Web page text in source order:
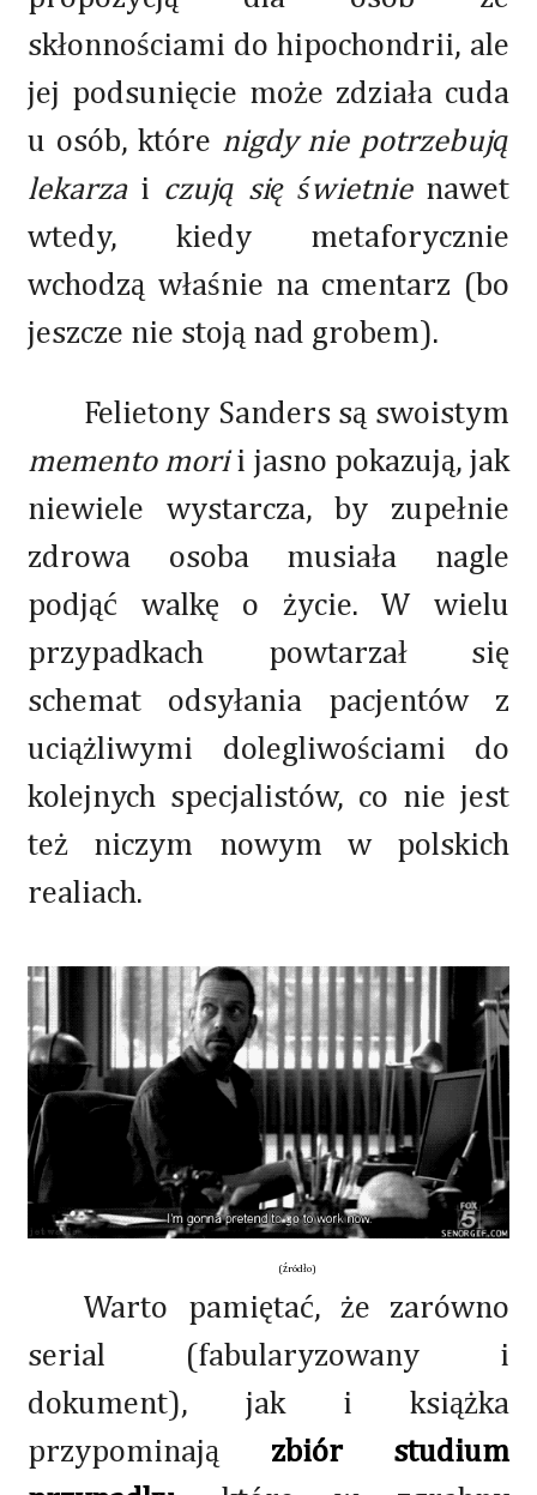
skłonnościami do hipochondrii, ale
jej podsunięcie może zdziała cuda
u osób, które nigdy nie potrzebują
lekarzai czują się świetnienawet
wtedy, kiedy metaforycznie
wchodzą właśnie na cmentarz (bo
jeszcze nie stoją nad grobem).
Felietony Sanders są swoistym
memento morii jasno pokazują, jak
niewiele wystarcza, by zupełnie
zdrowa osoba musiała nagle
podjąć walkę o życie. W wielu
przypadkach powtarzał się
schemat odsyłania pacjentów z
uciążliwymi dolegliwościami do
kolejnych specjalistów, co nie jest
też niczym nowym w polskich
realiach.
(źródło)
Warto pamiętać, że zarówno
serial (fabularyzowany i
dokument), jak i książka
przypominają zbiór studium